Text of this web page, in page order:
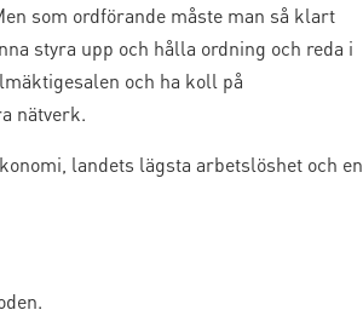
som ordförande måste man så klart
styra upp och hålla ordning och reda i
och ha koll på
nätverk.
landets lägsta arbetslöshet och en